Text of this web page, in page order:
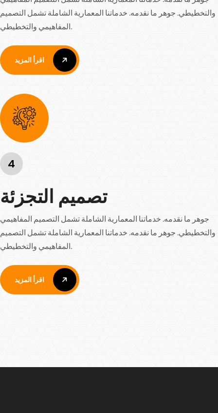
والتخطيطي. جوهر ما نقدمه. خدماتنا المعمارية الشاملة تشمل التصميم
المفاهيمي والتخطيطي.
4
تصميم التجزئة
جوهر ما نقدمه. خدماتنا المعمارية الشاملة تشمل التصميم المفاهيمي
والتخطيطي. جوهر ما نقدمه. خدماتنا المعمارية الشاملة تشمل التصميم
المفاهيمي والتخطيطي.